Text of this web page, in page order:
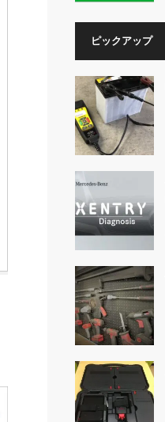
ピックアップ